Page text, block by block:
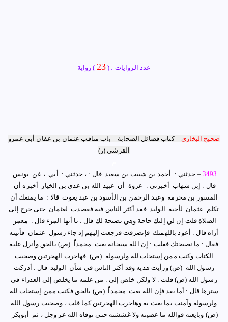
عدد الروايات : ( 23 ) رواية
صحيح البخاري–كتاب فضائل الصحابة– باب مناقب عثمان بن عفان أبي عمرو
القرشي (ر)
3493
– حدثني : ‏ ‏أحمد بن شبيب بن سعيد ‏ ‏قال : ، حدثني : ‏ ‏أبي ‏ ‏، عن ‏ ‏يونس ‏
‏قال : ‏‏إبن شهاب ‏ ‏أخبرني : ‏ ‏عروة ‏ ‏أن ‏ ‏عبيد الله بن عدي بن الخيار ‏ ‏أخبره ‏أن ‏
‏المسور بن مخرمة ‏ ‏وعبد الرحمن بن الأسود بن عبد يغوث ‏ ‏قالا : ‏ ‏ما يمنعك أن
تكلم ‏ ‏عثمان ‏ ‏لأخيه ‏ ‏الوليد ‏ ‏فقد أكثر الناس فيه فقصدت ‏ ‏لعثمان ‏ ‏حتى خرج إلى
الصلاة قلت إن لي إليك حاجة وهي نصيحة لك قال : يا أيها المرء ‏قال : ‏ ‏معمر ‏
‏أراه قال : أعوذ باللهمنك ‏ ‏فإنصرفت فرجعت إليهم إذ جاء رسول ‏ ‏عثمان ‏ ‏فأتيته
فقال : ما نصيحتك فقلت : إن الله سبحانه بعث ‏ ‏محمداًً ‏ ‏ (ص) ‏ ‏بالحق وأنزل عليه
الكتاب وكنت ممن إستجاب لله ولرسوله ‏ ‏(ص) ‏ ‏فهاجرت الهجرتين وصحبت
رسول الله ‏ ‏ (ص) ‏‏ ‏ورأيت هديه وقد أكثر الناس في شأن ‏ ‏الوليد ‏ ‏قال : أدركت
رسول الله ‏‏‏ (ص) ‏‏ ‏قلت : لا ولكن خلص إلي : من علمه ما يخلص إلى العذراء في
سترها قال : أما بعد فإن الله بعث ‏ ‏محمداًً ‏ ‏‏ (ص) ‏ ‏بالحق فكنت ممن إستجاب لله
ولرسوله وآمنت بما بعث به وهاجرت الهجرتين كما قلت ، وصحبت رسول الله
(ص) ‏ ‏وبايعته فوالله ما عصيته ولا غششته حتى توفاه الله عز وجل ، ثم ‏ ‏أبوبكر ‏